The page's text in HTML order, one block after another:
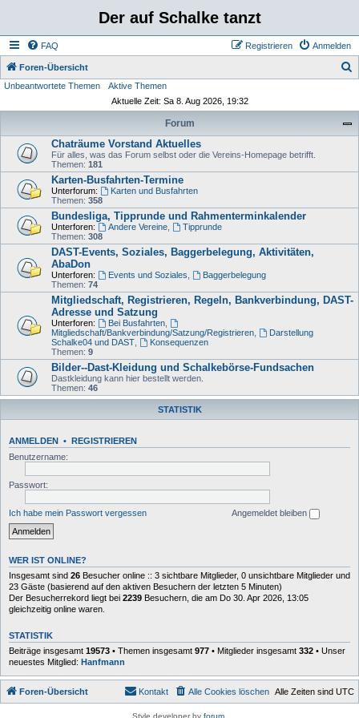
Der auf Schalke tanzt
FAQ Anmelden
Registrieren
Foren-Übersicht
Unbeantwortete Themen
Aktive Themen
Aktuelle Zeit: Sa 8. Aug 2026, 19:32
Forum
Chaträume Vorstand Aktuelles
Für alles, was das Forum selbst oder die Vereins-Homepage betrifft.
Themen: 181
Karten-Busfahrten-Termine
Unterforum:
Karten und Busfahrten
Themen: 358
Bundesliga, Tipprunde und Rahmenterminkalender
Unterforen: Andere Vereine,
Tipprunde
Themen: 308
DAST-Events, Soziales, Baggerbelegung, Aktivitäten,
AbaDon
Unterforen: Events und Soziales
Baggerbelegung
Themen: 74
Mitgliedschaft, Registrieren, Regeln, Bankverbindung, DAST-
Adresse und Satzung
Unterforen: Bei Busfahrten,
Mitgliedschaft/Bankverbindung/Satzung/Registrieren
Darstellung
Schalke04 und DAST
Konsequenzen
Themen: 9
Bilder--Dast-Kleidung und Schalkebörse-Fundsachen
Dastkleidung kann hier bestellt werden.
Themen: 46
STATISTIK
ANMELDEN • REGISTRIEREN
Benutzername:
Passwort:
Ich habe mein Passwort vergessen Angemeldet bleiben
WER IST ONLINE?
Insgesamt sind 26 Besucher online :: 3 sichtbare Mitglieder, 0 unsichtbare Mitglieder und
23 Gäste (basierend auf den aktiven Besuchern der letzten 5 Minuten)
Der Besucherrekord liegt bei 2239 Besuchern, die am Do 30. Apr 2026, 13:05
gleichzeitig online waren.
STATISTIK
Beiträge insgesamt 19573 • Themen insgesamt 977 • Mitglieder insgesamt 332 • Unser
neuestes Mitglied: Hanfmann
Foren-Übersicht Alle Zeiten sind UTC
Alle Cookies löschen
Kontakt
Style developer by forum